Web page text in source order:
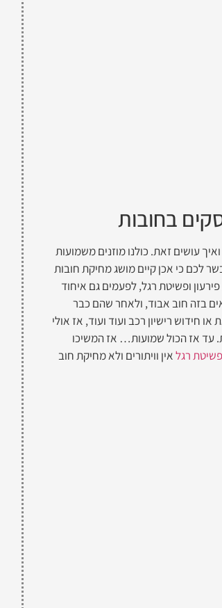
בחובות
עושים זאת. כולנו מוזנים משמועות
20,000 ₪… אז כן, אנו שמחים לבשר לכם כי אכן קיים מושג מחיקת חובות
ופשיטת רגל, לפעמים גם איחוד
בזה חוב אבוד, ולאחר שהם כבר
חידוש רישיון רכב ועוד ועוד, אז אולי
עד אז הכול שמועות… אז המשיכו
רגלאין וויתורים ולא מחיקת חוב